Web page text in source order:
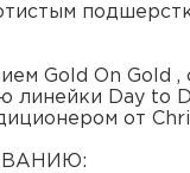
Gold On Gold ,
линейки Day to
от